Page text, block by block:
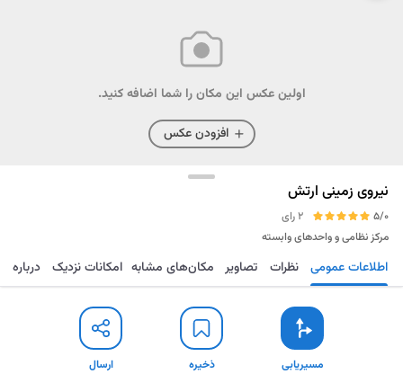
اولین عکس این مکان را شما اضافه کنید.
افزودن عکس
نیروی زمینی ارتش
5/0
2 رای
مرکز نظامی و واحدهای وابسته
مسیریابی ذخیره ارسال اطلاعات عمومی نظرات تصاویر مکان‌های مشابه امکانات نزدیک درباره
مسیریابی ذخیره ارسال